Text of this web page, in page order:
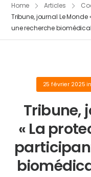
Home Articles
Tribune, journal Le
une recherche
25 février 2025 in
Tribune,
« La